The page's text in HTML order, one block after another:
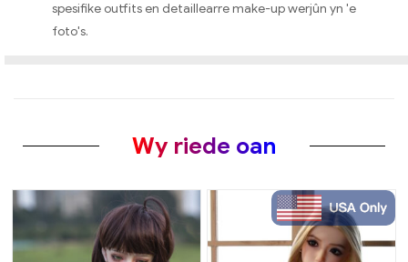
spesifike outfits en detaillearre make-up werjûn yn 'e
foto's.
Wy riede oan